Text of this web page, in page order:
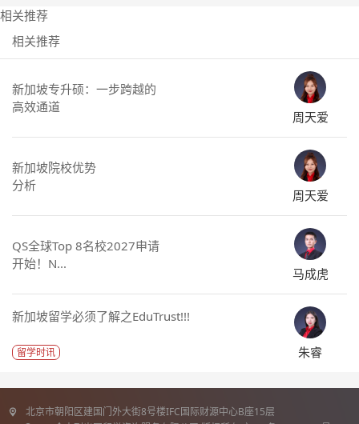
相关推荐
相关推荐
新加坡专升硕：一步跨越的
高效通道
周天爱
新加坡院校优势
分析
周天爱
QS全球Top 8名校2027申请
开始！N...
马成虎
新加坡留学必须了解之EduTrust!!!
留学时讯 朱睿
北京市朝阳区建国门外大街8号楼IFC国际财源中心B座15层